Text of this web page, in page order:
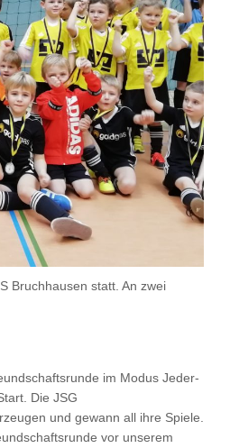
Bruchhausen statt. An zwei
im Modus Jeder-
Die JSG
und gewann all ihre Spiele.
vor unserem